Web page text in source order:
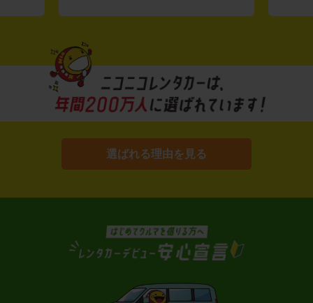
選ばれる理由を見る